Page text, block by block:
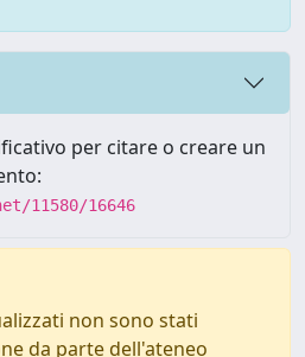
per citare o creare un
11580/16646
non sono stati
da parte dell'ateneo